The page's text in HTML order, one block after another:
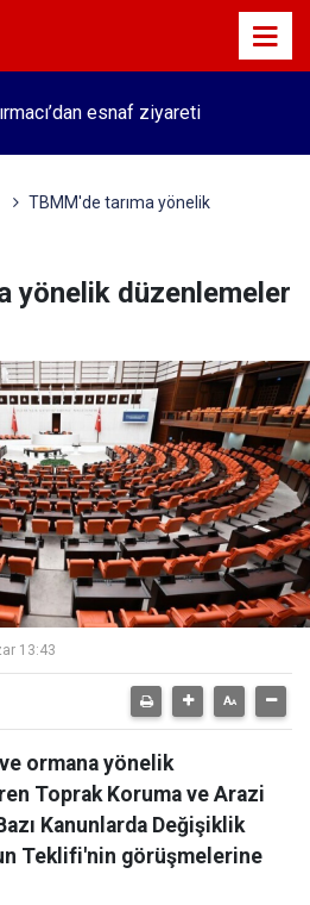
esnaf ziyareti
TBMM'de tarıma yönelik
yönelik düzenlemeler
13:43
ormana yönelik
Toprak Koruma ve Arazi
Kanunlarda Değişiklik
Teklifi'nin görüşmelerine